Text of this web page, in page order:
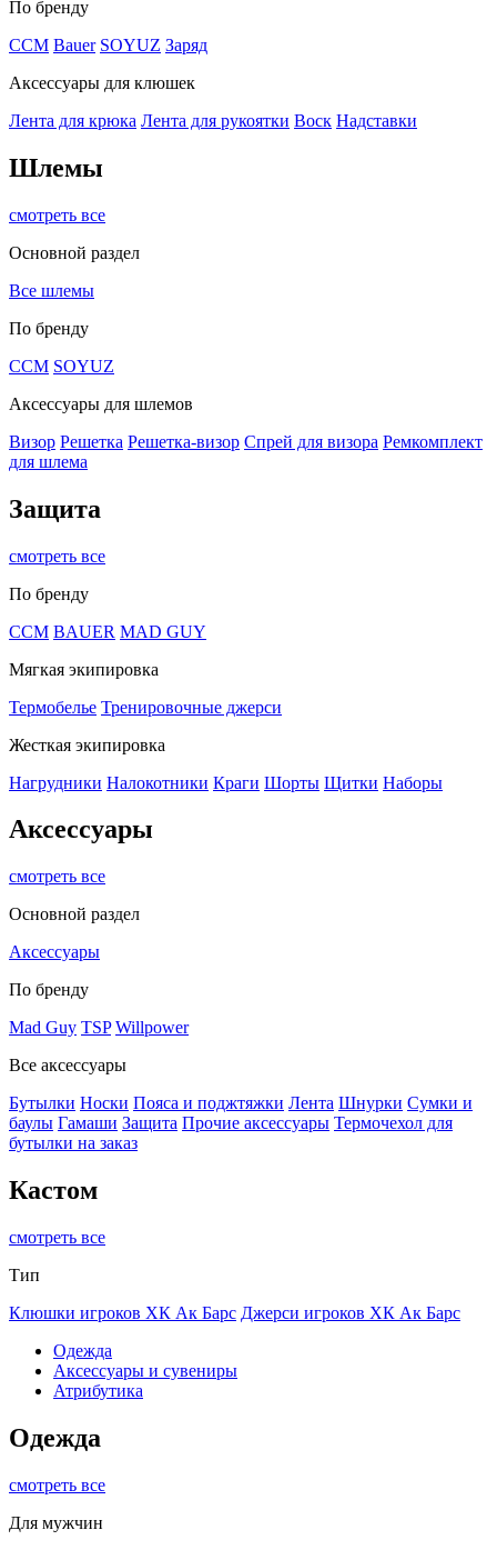
По бренду
CCM Bauer SOYUZ Заряд
Аксессуары для клюшек
Лента для крюка Лента для рукоятки Воск Надставки
Шлемы
смотреть все
Основной раздел
Все шлемы
По бренду
CCM SOYUZ
Аксессуары для шлемов
Визор Решетка Решетка-визор Спрей для визора Ремкомплект
для шлема
Защита
смотреть все
По бренду
CCM BAUER MAD GUY
Мягкая экипировка
Термобелье Тренировочные джерси
Жесткая экипировка
Нагрудники Налокотники Краги Шорты Щитки Наборы
Аксессуары
смотреть все
Основной раздел
Аксессуары
По бренду
Mad Guy TSP Willpower
Все аксессуары
Бутылки Носки Пояса и поджтяжки Лента Шнурки Сумки и
баулы Гамаши Защита Прочие аксессуары Термочехол для
бутылки на заказ
Кастом
смотреть все
Тип
Клюшки игроков ХК Ак Барс Джерси игроков ХК Ак Барс
Одежда
Аксессуары и сувениры
Атрибутика
Одежда
смотреть все
Для мужчин